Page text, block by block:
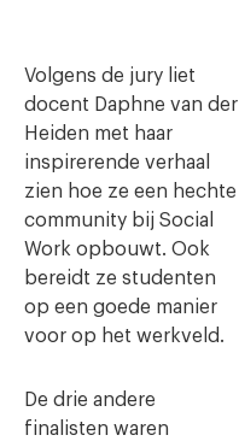
Volgens de jury liet
docent Daphne van der
Heiden met haar
inspirerende verhaal
zien hoe ze een hechte
community bij Social
Work opbouwt. Ook
bereidt ze studenten
op een goede manier
voor op het werkveld.
De drie andere
finalisten waren